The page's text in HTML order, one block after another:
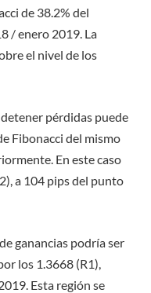
de 38.2% del
/ enero 2019. La
el nivel de los
pérdidas puede
Fibonacci del mismo
En este caso
, a 104 pips del punto
ganancias podría ser
los 1.3668 (R1)
Esta región se